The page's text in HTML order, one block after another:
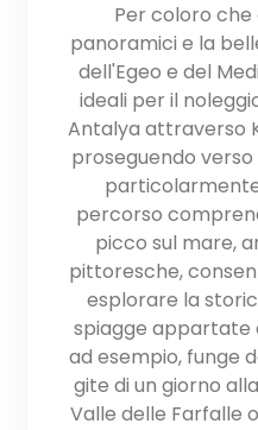
Per coloro
panoramici e la
dell'Egeo e del
ideali per il
Antalya attraverso
proseguendo
percorso
picco sul mare,
pittoresche,
esplorare la
spiagge appartate
ad esempio, funge
gite di un giorno
Valle delle Farfalle